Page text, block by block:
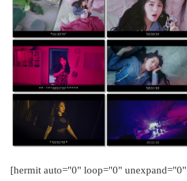
[hermit auto="0" loop="0" unexpand="0"